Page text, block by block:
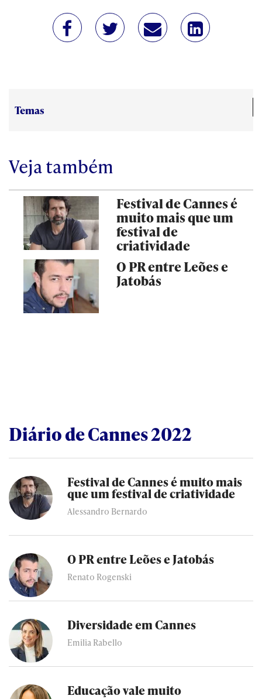
Temas
Veja também
Festival de Cannes é
muito mais que um
festival de
criatividade
O PR entre Leões e
Jatobás
Diário de Cannes 2022
Festival de Cannes é muito mais
que um festival de criatividade
Alessandro Bernardo
O PR entre Leões e Jatobás
Renato Rogenski
Diversidade em Cannes
Emilia Rabello
Educação vale muito